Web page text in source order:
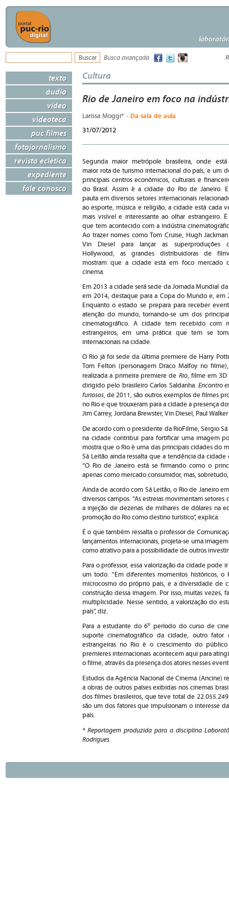
Busca avançada
texto
áudio
vídeo
videoteca
puc filmes
fotojornalismo
revista eclética
expediente
fale conosco
Cultura
Rio de Janeiro em foco na
Larissa Moggi* - Da sala de aula
31/07/2012
Segunda maior metrópole brasileira, onde
maior rota de turismo internacional do país, e um
principais centros econômicos, culturais e
do Brasil. Assim é a cidade do Rio de Janeiro.
pauta em diversos setores internacionais
ao esporte, música e religião, a cidade está cada
mais visível e interessante ao olhar estrangeiro.
que tem acontecido com a indústria
Ao trazer nomes como Tom Cruise, Hugh
Vin Diesel para lançar as superproduções
Hollywood, as grandes distribuidoras de
mostram que a cidade está em foco mercado
cinema.
Em2013 acidade será sede da Jornada Mundial
em 2014, destaque para a Copa do Mundo e, em
Enquanto o estado se prepara para receber
atenção do mundo, tornando-se um dos
cinematográfico. A cidade tem recebido com
estrangeiros, em uma prática que tem se
internacionais na cidade.
O Rio já foi sede da última premiere de Harry
Tom Felton (personagem Draco Malfoy no
realizada a primeira premiere de Rio, filme em 3D
dirigido pelo brasileiro Carlos Saldanha. Encontro
furiosos, de 2011, são outros exemplos de filmes
no Rio e que trouxeram para a cidade a presença
Jim Carrey, Jordana Brewster, Vin Diesel, Paul
De acordo com o presidente da RioFilme, Sérgio
na cidade contribui para fortificar uma imagem
mostra que o Rio é uma das principais cidades do
Sá Leitão ainda ressalta que a tendência da
“O Rio de Janeiro está se firmando como o
apenas como mercado consumidor, mas,
Ainda de acordo com Sá Leitão, o Rio de Janeiro
diversos campos. “As estreias movimentam
a injeção de dezenas de milhares de dólares na
promoção do Rio como destino turístico”, explica.
É o que também ressalta o professor de
lançamentos internacionais, projeta-se uma
como atrativo para a possibilidade de outros
Para o professor, essa valorização da cidade pode
um todo. “Em diferentes momentos históricos,
microcosmo do próprio país, e a diversidade de
construção dessa imagem. Por isso, muitas vezes,
multiplicidade. Nesse sentido, a valorização do
país”, diz.
Para a estudante do 6º período do curso de
suporte cinematográfico da cidade, outro
estrangeiras no Rio é o crescimento do
premieres internacionais acontecem aqui para
o filme, através da presença dos atores nesses
Estudos da Agência Nacional de Cinema (Ancine)
a obras de outros países exibidas nos cinemas
dos filmes brasileiros, que teve total de
são um dos fatores que impulsionam o interesse
país.
* Reportagem produzida para a disciplina
Rodrigues.